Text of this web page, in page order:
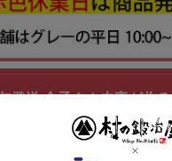
発送 金子さん夫妻が作
のため商品代引き利用